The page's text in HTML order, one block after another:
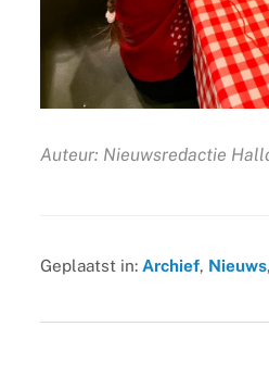
Auteur: Nieuwsredactie
Geplaatst in: Archief, Nieuws,